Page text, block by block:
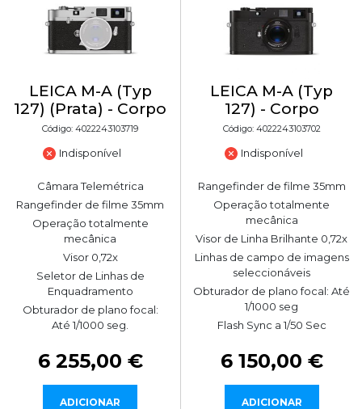
LEICA M-A (Typ
127) (Prata) - Corpo
Código: 4022243103719
Indisponível
Câmara Telemétrica
Rangefinder de filme 35mm
Operação totalmente
mecânica
Visor 0,72x
Seletor de Linhas de
Enquadramento
Obturador de plano focal:
Até 1/1000 seg.
6 255,00 €
ADICIONAR
LEICA M-A (Typ
127) - Corpo
Código: 4022243103702
Indisponível
Rangefinder de filme 35mm
Operação totalmente
mecânica
Visor de Linha Brilhante 0,72x
Linhas de campo de imagens
seleccionáveis
Obturador de plano focal: Até
1/1000 seg
Flash Sync a 1/50 Sec
6 150,00 €
ADICIONAR